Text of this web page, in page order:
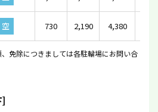
空 730 2,190 4,380
免除につきましては各駐輪場にお問い合
]